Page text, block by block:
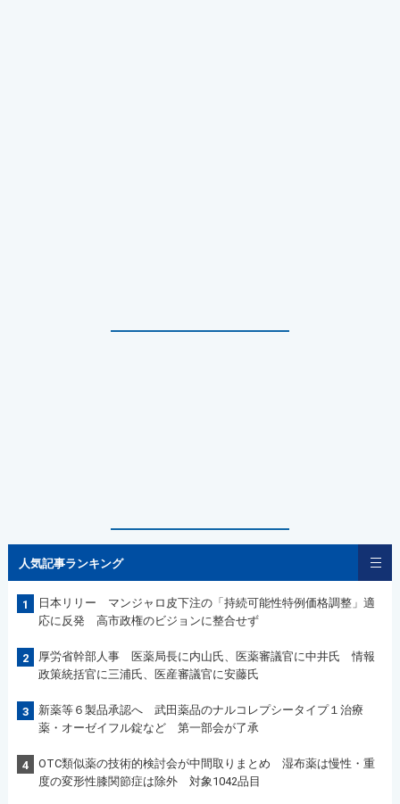
人気記事ランキング
1
日本リリー マンジャロ皮下注の「持続可能性特例価格調整」適
応に反発 高市政権のビジョンに整合せず
2
厚労省幹部人事 医薬局長に内山氏、医薬審議官に中井氏 情報
政策統括官に三浦氏、医産審議官に安藤氏
3
新薬等６製品承認へ 武田薬品のナルコレプシータイプ１治療
薬・オーゼイフル錠など 第一部会が了承
4
OTC類似薬の技術的検討会が中間取りまとめ 湿布薬は慢性・重
度の変形性膝関節症は除外 対象1042品目